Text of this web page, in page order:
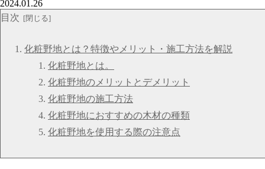
2024.01.26
目次
化粧野地とは？特徴やメリット・施工方法を解説
化粧野地とは。
化粧野地のメリットとデメリット
化粧野地の施工方法
化粧野地におすすめの木材の種類
化粧野地を使用する際の注意点